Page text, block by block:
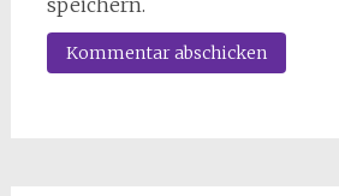
speichern.